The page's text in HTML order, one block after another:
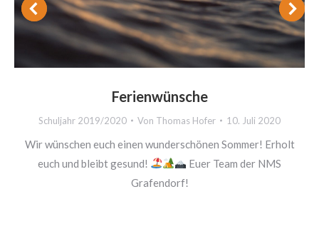
Ferienwünsche
Schuljahr 2019/2020 Von Thomas Hofer 10. Juli 2020
Wir wünschen euch einen wunderschönen Sommer! Erholt
euch und bleibt gesund!
Euer Team der NMS
Grafendorf!